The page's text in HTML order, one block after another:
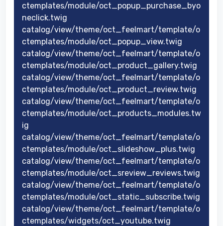
ctemplates/module/oct_popup_purchase_byo
neclick.twig
catalog/view/theme/oct_feelmart/template/o
ctemplates/module/oct_popup_view.twig
catalog/view/theme/oct_feelmart/template/o
ctemplates/module/oct_product_gallery.twig
catalog/view/theme/oct_feelmart/template/o
ctemplates/module/oct_product_review.twig
catalog/view/theme/oct_feelmart/template/o
ctemplates/module/oct_products_modules.tw
ig
catalog/view/theme/oct_feelmart/template/o
ctemplates/module/oct_slideshow_plus.twig
catalog/view/theme/oct_feelmart/template/o
ctemplates/module/oct_sreview_reviews.twig
catalog/view/theme/oct_feelmart/template/o
ctemplates/module/oct_static_subscribe.twig
catalog/view/theme/oct_feelmart/template/o
ctemplates/widgets/oct_youtube.twig